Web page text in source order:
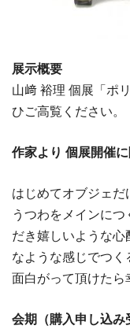
展示概要
山﨑 裕理 個展「ポ
ひご高覧ください。
作家より 個展開催
はじめてオブジェ
うつわをメインに
だき嬉しいような心
なような感じでつく
面白がって頂けたら
会期（購入申し込み